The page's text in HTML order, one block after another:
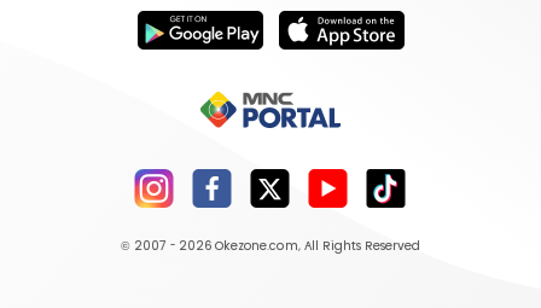
© 2007 - 2026 Okezone.com, All Rights Reserved